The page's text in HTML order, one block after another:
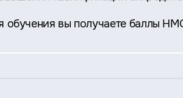
обучения вы получаете баллы